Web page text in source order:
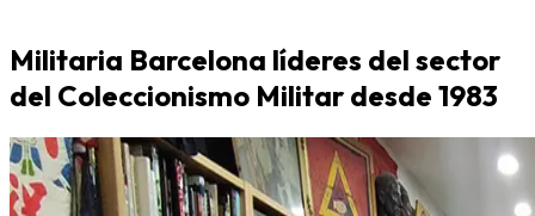
Militaria Barcelona líderes del sector
del Coleccionismo Militar desde 1983